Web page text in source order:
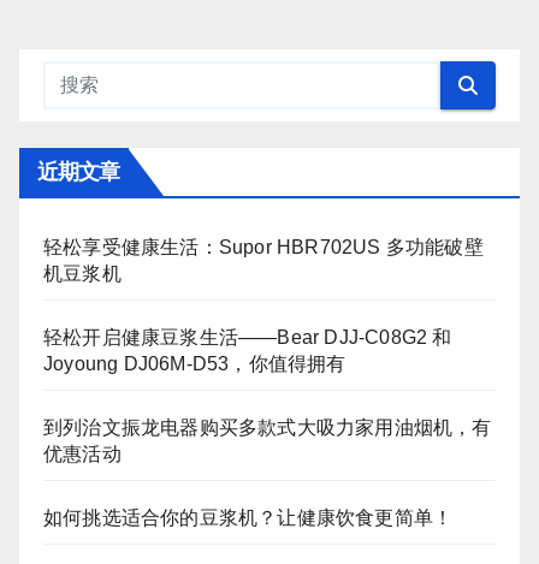
近期文章
轻松享受健康生活：Supor HBR702US 多功能破壁
机豆浆机
轻松开启健康豆浆生活——Bear DJJ‑C08G2 和
Joyoung DJ06M‑D53，你值得拥有
到列治文振龙电器购买多款式大吸力家用油烟机，有
优惠活动
如何挑选适合你的豆浆机？让健康饮食更简单！